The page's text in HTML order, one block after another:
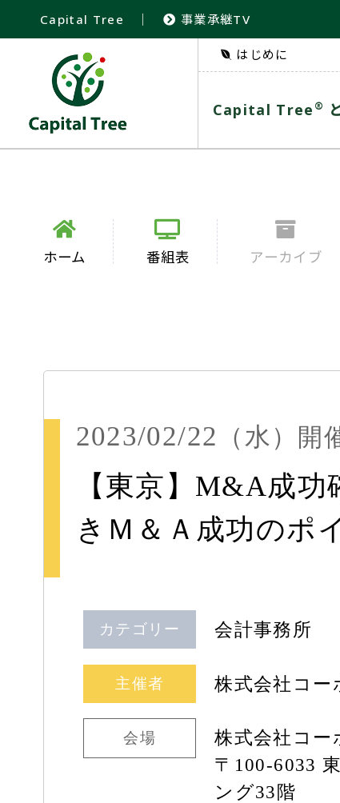
Capital Tree ｜ 事業承継TV
はじめに
Capital Tree ®
ホーム 番組表 アーカイブ
2023/02/22 （水） 開
【東京】M&A成
きＭ＆Ａ成功のポ
カテゴリー 会計事務所
主催者 株式会社コ
会場
株式会社コ
〒100-6033
ング33階